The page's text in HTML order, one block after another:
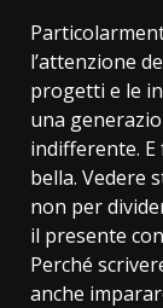
l’attenzione
progetti e le
una
indifferente.
bella. Vedere
non per
il presente
Perché
anche